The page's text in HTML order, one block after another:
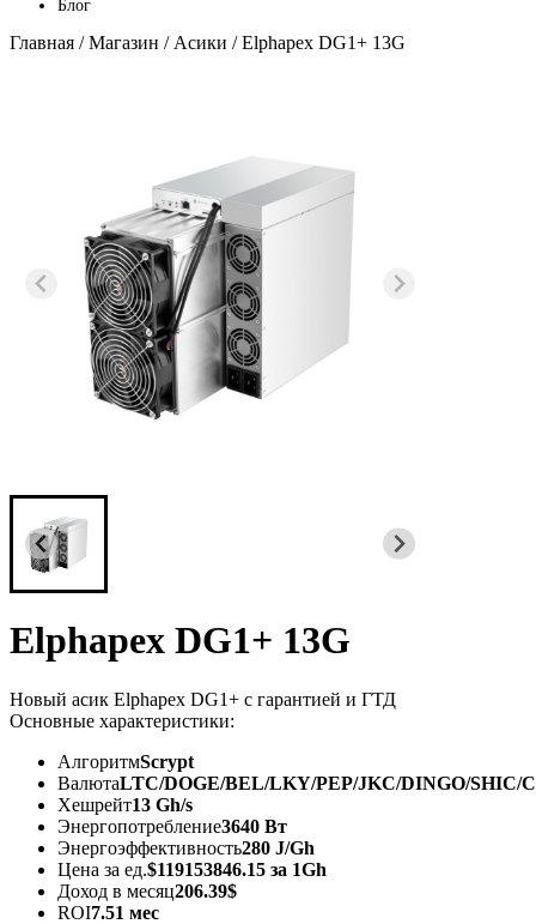
Блог
Главная /Магазин / Асики / Elphapex DG1+ 13G
Elphapex DG1+ 13G
Новый асик Elphapex DG1+ с гарантией и ГТД
Основные характеристики:
АлгоритмScrypt
ВалютаLTC/DOGE/BEL/LKY/PEP/JKC/DINGO/SHIC/
Хешрейт13 Gh/s
Энергопотребление3640 Вт
Энергоэффективность280 J/Gh
Цена за ед.$119153846.15 за 1Gh
Доход в месяц206.39$
ROI7.51 мес